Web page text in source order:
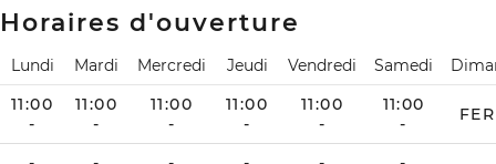
Horaires d'ouverture
Lundi Mardi Mercredi Jeudi Vendredi Samedi
11:00
-
11:00
-
11:00
-
11:00
-
11:00
-
11:00
-